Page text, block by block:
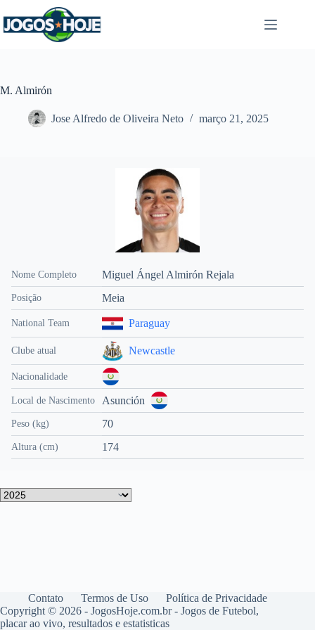
para
o
M. Almirón
Jose Alfredo de Oliveira Neto março 21, 2025
Nome Completo Miguel Ángel Almirón Rejala
Posição Meia
National Team Paraguay
Clube atual Newcastle
Nacionalidade
Local de Nascimento Asunción
Peso (kg) 70
Altura (cm) 174
Contato Termos de Uso
Política de Privacidade
Copyright © 2026 - JogosHoje.com.br - Jogos de Futebol,
placar ao vivo, resultados e estatisticas